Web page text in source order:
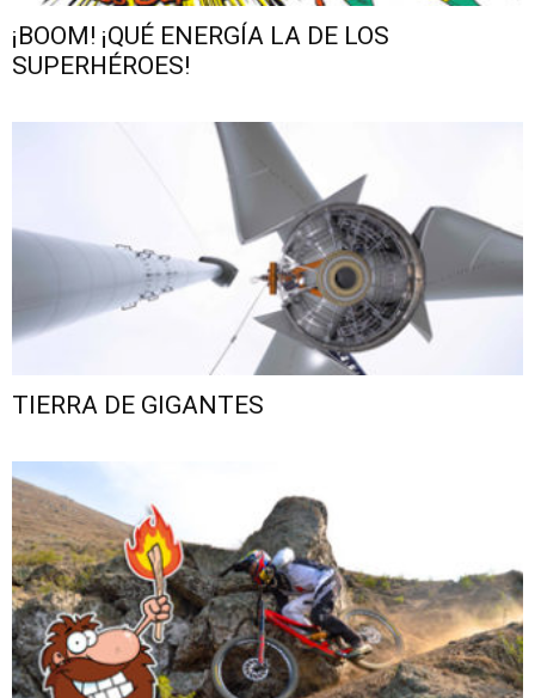
¡BOOM! ¡QUÉ ENERGÍA LA DE LOS
SUPERHÉROES!
TIERRA DE GIGANTES